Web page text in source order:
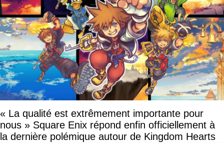
« La qualité est extrêmement importante pour
nous » Square Enix répond enfin officiellement à
la dernière polémique autour de Kingdom Hearts